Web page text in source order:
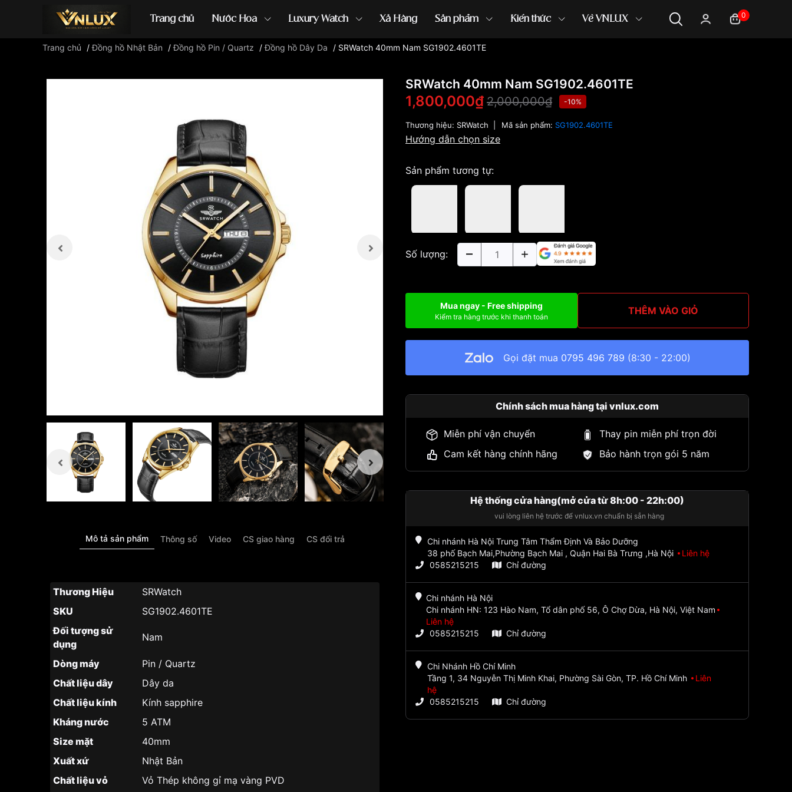
Trang chủ Nước Hoa Luxury Watch Xả Hàng Sản phẩm Kiến thức Về VNLUX 0
Đồng hồ casio đồng hồ G-Shock đồng hồ Orient ...
Trang chủ /Đồng hồ Nhật Bản /Đồng hồ Pin / Quartz /Đồng hồ Dây Da / SRWatch 40mm Nam SG1902.4601TE
Mô tả sản phẩm Thông số Video CS giao hàng CS đổi trả
Thương Hiệu
SRWatch
SKU
SG1902.4601TE
Đối tượng sử
dụng
Nam
Dòng máy
Pin / Quartz
Chất liệu dây
Dây da
Chất liệu kính
Kính sapphire
Kháng nước
5 ATM
Size mặt
40mm
Xuất xứ
Nhật Bản
Chất liệu vỏ
Vỏ Thép không gỉ mạ vàng PVD
SRWatch 40mm Nam SG1902.4601TE
1,800,000₫ 2,000,000₫ -10%
Thương hiệu: SRWatch Mã sản phẩm: SG1902.4601TE
Hướng dẫn chọn size
Sản phẩm tương tự:
Số lượng:
Mua ngay - Free shipping
Kiểm tra hàng trước khi thanh toán THÊM VÀO GIỎ
Gọi đặt mua 0795 496 789 (8:30 - 22:00)
Chính sách mua hàng tại vnlux.com
Miễn phí vận chuyển
Thay pin miễn phí trọn đời
Cam kết hàng chính hãng
Bảo hành trọn gói 5 năm
Hệ thống cửa hàng(mở cửa từ 8h:00 - 22h:00)
vui lòng liên hệ trước để vnlux.vn chuẩn bị sẵn hàng
Chi nhánh Hà Nội Trung Tâm Thẩm Định Và Bảo Dưỡng
38 phố Bạch Mai,Phường Bạch Mai , Quận Hai Bà Trưng ,Hà Nội
Liên hệ
0585215215
Chỉ đường
Chi nhánh Hà Nội
Chi nhánh HN: 123 Hào Nam, Tổ dân phố 56, Ô Chợ Dừa, Hà Nội, Việt Nam
Liên hệ
0585215215
Chỉ đường
Chi Nhánh Hồ Chí Minh
Tầng 1, 34 Nguyễn Thị Minh Khai, Phường Sài Gòn, TP. Hồ Chí Minh
Liên
hệ
0585215215
Chỉ đường